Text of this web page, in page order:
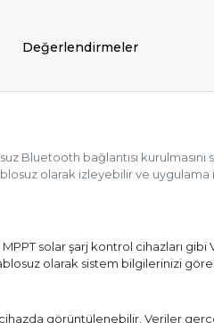
Değerlendirmeler
Bluetooth bağlantısı kurulmasını
olarak izleyebilir ve
solar şarj kontrol cihazları gibi
olarak sistem bilgilerinizi
görüntülenebilir. Veriler